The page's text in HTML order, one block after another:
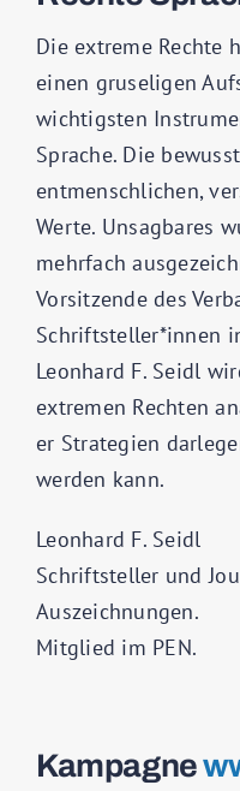
Die extreme Rechte
einen gruseligen
wichtigsten
Sprache. Die
entmenschlichen,
Werte. Unsagbares
mehrfach
Vorsitzende des
Schriftsteller*innen
Leonhard F. Seidl
extremen Rechten
er Strategien
werden kann.
Leonhard F. Seidl
Schriftsteller und
Auszeichnungen.
Mitglied im PEN.
Kampagne